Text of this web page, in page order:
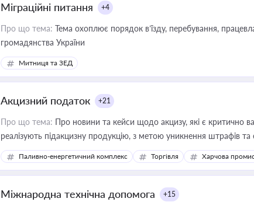
Міграційні питання +4
Про що тема: Тема охоплює порядок в’їзду, перебування,
громадянства України
Митниця та ЗЕД
Акцизний податок +21
Про що тема: Про новини та кейси щодо акцизу, які є критично
реалізують підакцизну продукцію, з метою уникнення штрафів
Паливно-енергетичний комплекс Торгівля Харчова
Міжнародна технічна допомога +15